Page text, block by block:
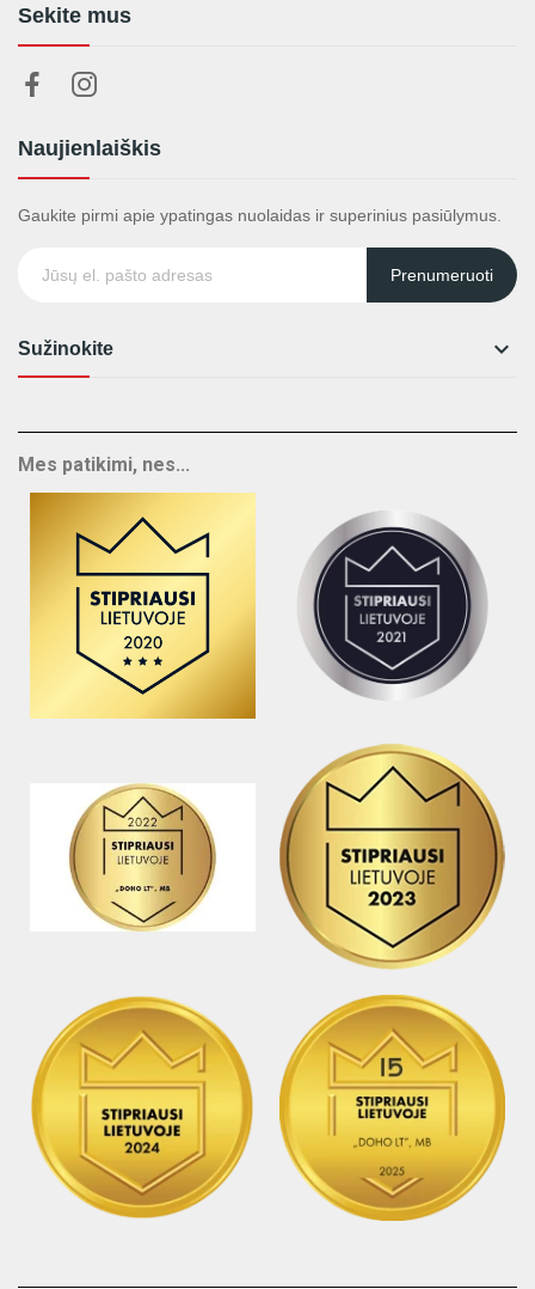
Sekite mus
Naujienlaiškis
Gaukite pirmi apie ypatingas nuolaidas ir superinius pasiūlymus.
Prenumeruoti
Sužinokite 
Mes patikimi, nes...